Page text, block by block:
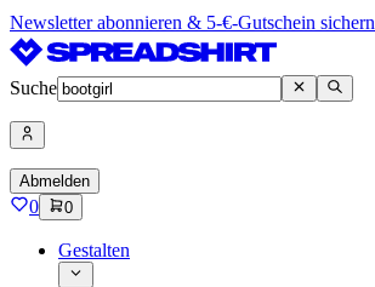
Newsletter abonnieren & 5-€-Gutschein sichern
Suche
Abmelden
0 0
Gestalten